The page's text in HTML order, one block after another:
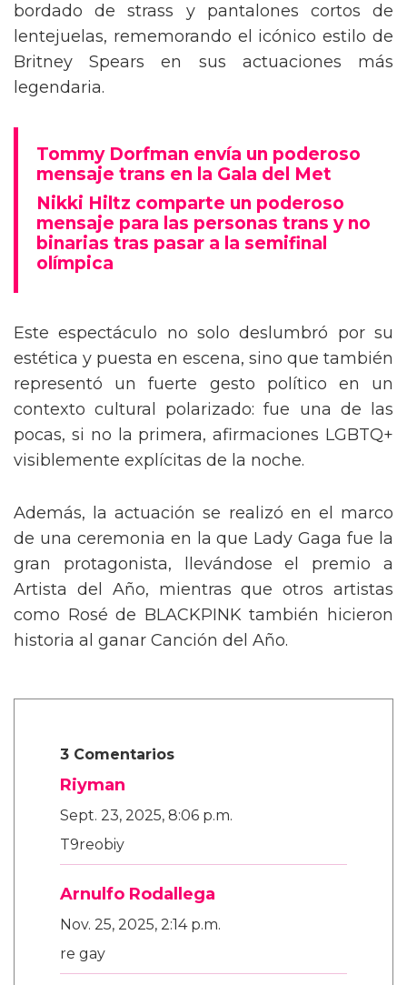
bordado de strass y pantalones cortos de
lentejuelas, rememorando el icónico estilo de
Britney Spears en sus actuaciones más
legendaria.
Tommy Dorfman envía un poderoso
mensaje trans en la Gala del Met
Nikki Hiltz comparte un poderoso
mensaje para las personas trans y no
binarias tras pasar a la semifinal
olímpica
Este espectáculo no solo deslumbró por su
estética y puesta en escena, sino que también
representó un fuerte gesto político en un
contexto cultural polarizado: fue una de las
pocas, si no la primera, afirmaciones LGBTQ+
visiblemente explícitas de la noche.
Además, la actuación se realizó en el marco
de una ceremonia en la que Lady Gaga fue la
gran protagonista, llevándose el premio a
Artista del Año, mientras que otros artistas
como Rosé de BLACKPINK también hicieron
historia al ganar Canción del Año.
3 Comentarios
Riyman
Sept. 23, 2025, 8:06 p.m.
T9reobiy
Arnulfo Rodallega
Nov. 25, 2025, 2:14 p.m.
re gay